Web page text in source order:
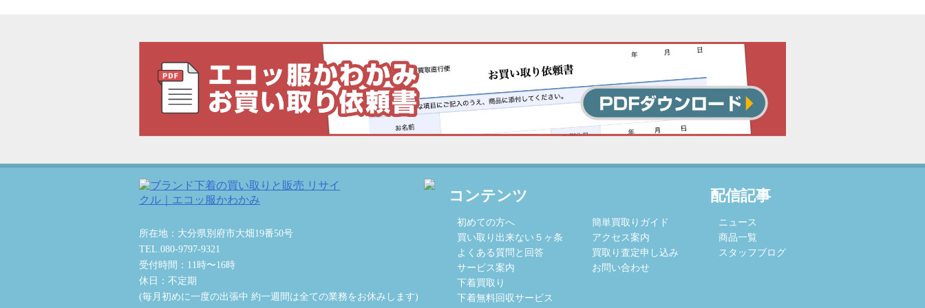
所在地：大分県別府市大畑19番50号
TEL.080-9797-9321
受付時間：11時〜16時
休日：不定期
(毎月初めに一度の出張中 約一週間は全ての業務をお休みします)
コンテンツ
初めての方へ
買い取り出来ない５ヶ条
よくある質問と回答
サービス案内
下着買取り
下着無料回収サービス
簡単買取りガイド
アクセス案内
買取り査定申し込み
お問い合わせ
配信記事
ニュース
商品一覧
スタッフブログ